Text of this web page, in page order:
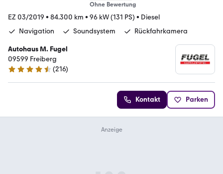
Ohne Bewertung
EZ 03/2019 • 84.300 km • 96 kW (131 PS) • Diesel
Navigation
Soundsystem Rückfahrkamera
Autohaus M. Fugel
09599 Freiberg
4.4 Sterne
(216)
Kontakt Parken